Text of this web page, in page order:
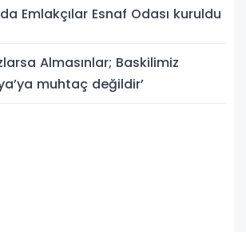
Emlakçılar Esnaf Odası kuruldu
Almasınlar; Baskilimiz
muhtaç değildir’